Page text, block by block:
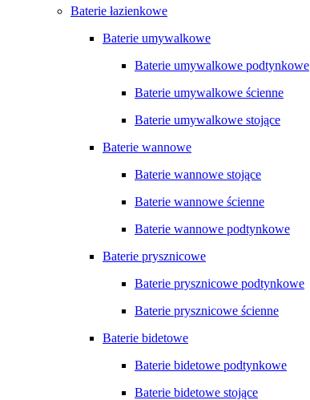
Baterie łazienkowe
Baterie umywalkowe
Baterie umywalkowe podtynkowe
Baterie umywalkowe ścienne
Baterie umywalkowe stojące
Baterie wannowe
Baterie wannowe stojące
Baterie wannowe ścienne
Baterie wannowe podtynkowe
Baterie prysznicowe
Baterie prysznicowe podtynkowe
Baterie prysznicowe ścienne
Baterie bidetowe
Baterie bidetowe podtynkowe
Baterie bidetowe stojące